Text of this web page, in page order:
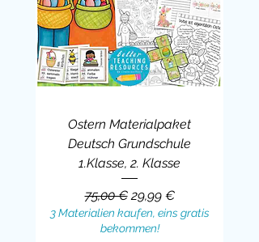
Ostern Materialpaket
Deutsch Grundschule
1.Klasse, 2. Klasse
Standardpreis
75,00 € Sale-Preis
29,99 €
3 Materialien kaufen, eins gratis
bekommen!